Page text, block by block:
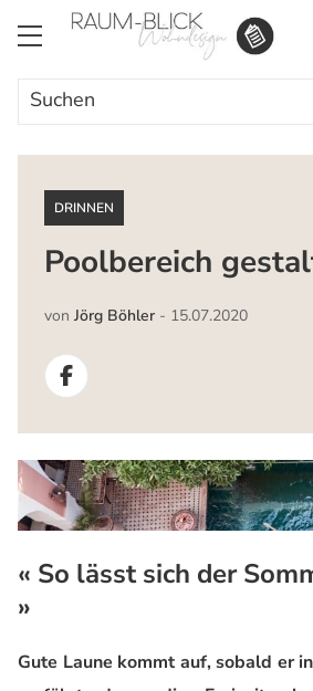
Search
for:
DRINNEN
Poolbereich
von Jörg Böhler - 15.07.2020
« So lässt sich der
»
Gute Laune kommt auf, sobald er